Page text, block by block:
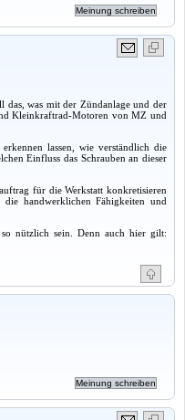
das, was mit der Zündanlage und der
Kleinkraftrad-Motoren von MZ und
lassen, wie verständlich die
Einfluss das Schrauben an dieser
für die Werkstatt konkretisieren
handwerklichen Fähigkeiten und
nützlich sein. Denn auch hier gilt: